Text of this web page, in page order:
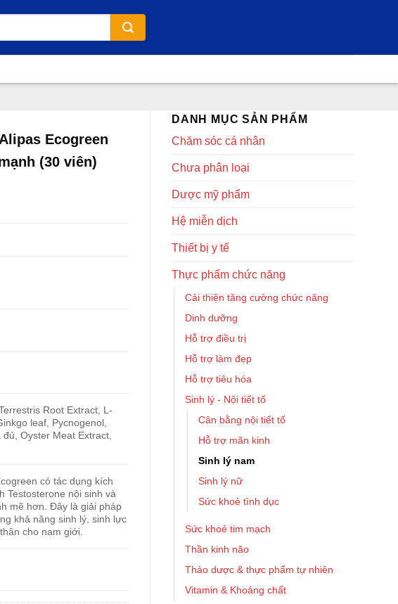
DANH MỤC SẢN PHẨM
Chăm sóc cá nhân
Chưa phân loại
Dược mỹ phẩm
Hệ miễn dịch
Thiết bị y tế
Thực phẩm chức năng
Cải thiện tăng cường chức năng
Dinh dưỡng
Hỗ trợ điều trị
Hỗ trợ làm đẹp
Hỗ trợ tiêu hóa
Sinh lý - Nội tiết tố
Cân bằng nội tiết tố
Hỗ trợ mãn kinh
Sinh lý nam
Sinh lý nữ
Sức khoẻ tình dục
Sức khoẻ tim mạch
Thần kinh não
Thảo dược & thực phẩm tự nhiên
Vitamin & Khoáng chất
Ecogreen
(30 viên)
Root Extract, L-
leaf, Pycnogenol,
Oyster Meat Extract,
có tác dụng kích
Testosterone nội sinh và
mẽ hơn. Đây là giải pháp
khả năng sinh lý, sinh lực
cho nam giới.